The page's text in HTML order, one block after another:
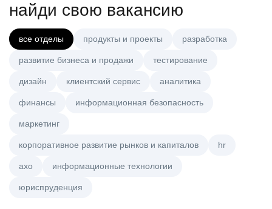
найди свою вакансию
все отделы продукты и проекты разработка
развитие бизнеса и продажи тестирование
дизайн клиентский сервис аналитика
финансы информационная безопасность
маркетинг
корпоративное развитие рынков и капиталов hr
axo информационные технологии
юриспруденция